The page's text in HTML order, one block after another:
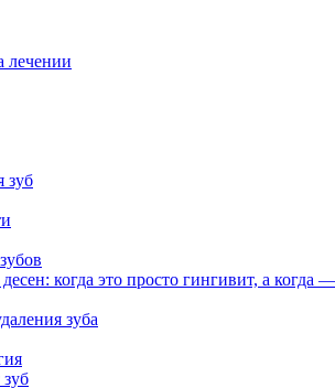
лечении
зуб
когда это просто гингивит, а когда —
зуба